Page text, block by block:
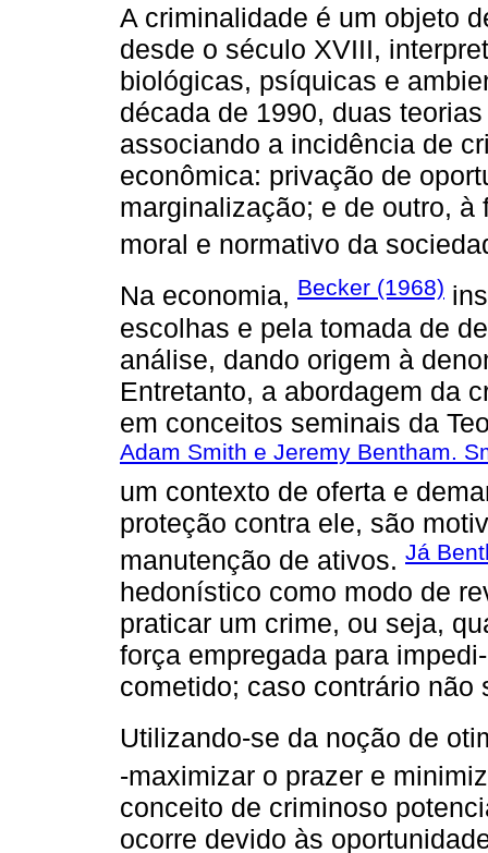
A criminalidade é um objeto
desde o século XVIII,
biológicas, psíquicas e
década de 1990, duas
associando a incidência de
econômica: privação de
marginalização; e de outro,
moral e normativo da
Na economia, Becker (1968)
escolhas e pela tomada de
análise, dando origem à
Entretanto, a abordagem da
em conceitos seminais da
Adam Smith e Jeremy Bentham.
um contexto de oferta e
proteção contra ele, são
manutenção de ativos. Já
hedonístico como modo de
praticar um crime, ou seja,
força empregada para
cometido; caso contrário não
Utilizando-se da noção de
-maximizar o prazer e
conceito de criminoso
ocorre devido às